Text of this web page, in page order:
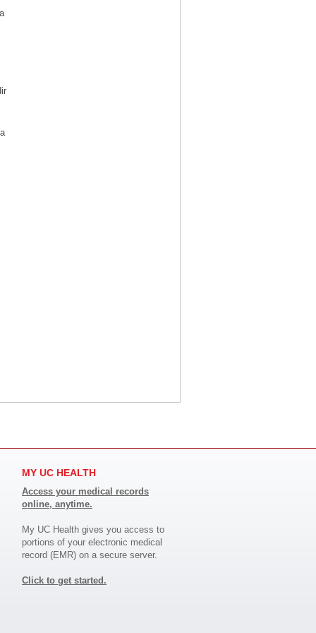
MY UC HEALTH
Access your medical records
online, anytime.
My UC Health gives you access to
portions of your electronic medical
record (EMR) on a secure server.
Click to get started.